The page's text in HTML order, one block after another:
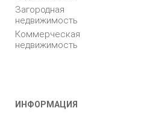
Загородная
недвижимость
Коммерческая
недвижимость
ИНФОРМАЦИЯ